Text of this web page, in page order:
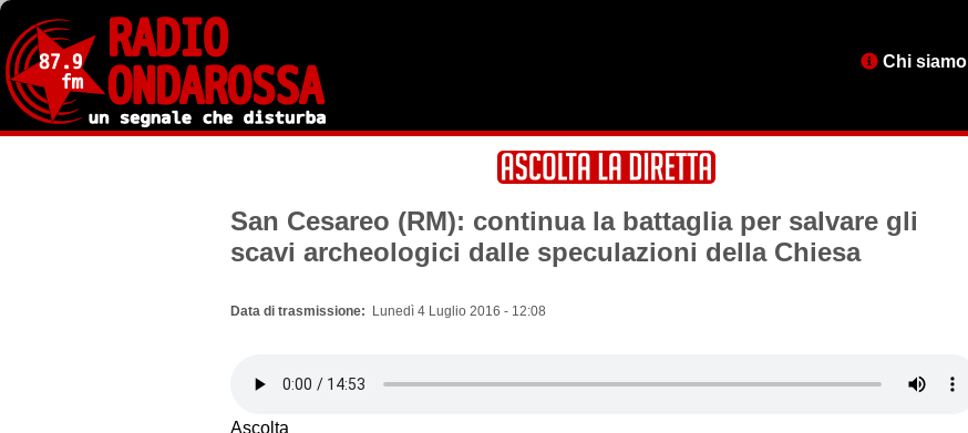
Salta
contenuto
principale
MenuChi siamo
San Cesareo (RM): continua la battaglia per salvare gli
scavi archeologici dalle speculazioni della Chiesa
Data di trasmissione Lunedì 4 Luglio 2016 - 12:08
Ascolta